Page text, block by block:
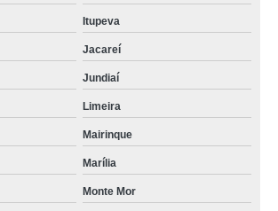
Itupeva
Jacareí
Jundiaí
Limeira
Mairinque
Marília
Monte Mor